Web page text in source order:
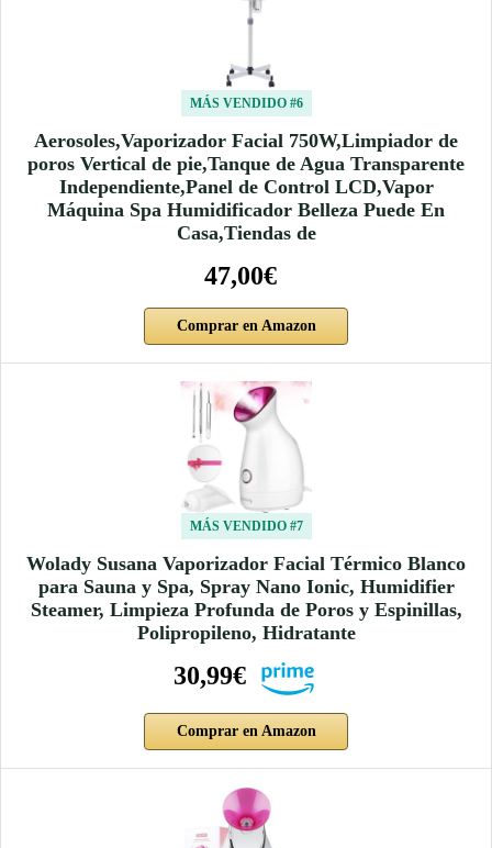
MÁS VENDIDO #6
Aerosoles,Vaporizador Facial 750W,Limpiador de
poros Vertical de pie,Tanque de Agua Transparente
Independiente,Panel de Control LCD,Vapor
Máquina Spa Humidificador Belleza Puede En
Casa,Tiendas de
47,00€
Comprar en Amazon
MÁS VENDIDO #7
Wolady Susana Vaporizador Facial Térmico Blanco
para Sauna y Spa, Spray Nano Ionic, Humidifier
Steamer, Limpieza Profunda de Poros y Espinillas,
Polipropileno, Hidratante
30,99€
Comprar en Amazon